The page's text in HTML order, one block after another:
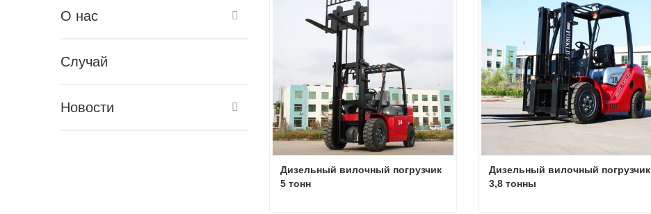
О нас
Случай
Новости
Дизельный вилочный погрузчик
5 тонн
Дизельный вилочный погрузчик
3,8 тонны